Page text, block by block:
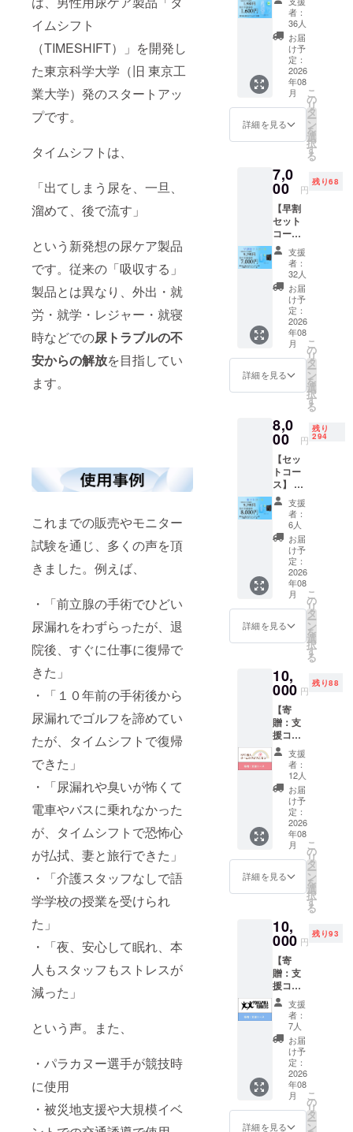
イムシフト
（TIMESHIFT）」を開発し
た東京科学大学（旧 東京工
業大学）発のスタートアッ
プです。
タイムシフトは、
「出てしまう尿を、一旦、
溜めて、後で流す」
という新発想の尿ケア製品
です。従来の「吸収する」
製品とは異なり、外出・就
労・就学・レジャー・就寝
時などでの尿トラブルの不
安からの解放を目指してい
ます。
これまでの販売やモニター
試験を通じ、多くの声を頂
きました。例えば、
・「前立腺の手術でひどい
尿漏れをわずらったが、退
院後、すぐに仕事に復帰で
きた」
・「１０年前の手術後から
尿漏れでゴルフを諦めてい
たが、タイムシフトで復帰
できた」
・「尿漏れや臭いが怖くて
電車やバスに乗れなかった
が、タイムシフトで恐怖心
が払拭、妻と旅行できた」
・「介護スタッフなしで語
学学校の授業を受けられ
た」
・「夜、安心して眠れ、本
人もスタッフもストレスが
減った」
という声。また、
・パラカヌー選手が競技時
に使用
・被災地支援や大規模イベ
ます。
支援い
ただい
た方へ
サンク
スカー
ドをお
送りし
ます。
※サンク
スで同
一の物
となり
ます。
新しい
タイム
シフト
を提供
しま
す。
者：
36人
お届
け予
定：
2026
年08
月
詳細を見る
こ
の
リ
タ
ー
ン
を
選
択
す
る
7,0
00 円
残り68
【早割
セット
コー
ス】 本
体3個＋
専用下
着1枚
新しい
タイム
シフト
と専用
アン
ダー
ウェア
のセッ
トを提
す。 ・
アン
ダー
ウェア
サイ
ズ：S、
M、L、
支援
者：
32人
お届
け予
定：
2026
年08
月
詳細を見る
こ
の
リ
タ
ー
ン
を
選
択
す
る
8,0
00 円
残り
294
【セッ
トコー
ス】 本
体3個＋
専用下
着1枚
新しい
タイム
シフト
と専用
アン
ダー
ウェア
のセッ
トを提
供しま
アン
ダー
ウェア
サイ
ズ：S、
M、L、
LL
支援
者：
6人
お届
け予
定：
2026
年08
月
詳細を見る
こ
の
リ
タ
ー
ン
を
選
択
す
る
10,
000 円
残り88
【寄
贈：支
援コー
ス】 1
口集ま
るごと
に、新
しいタ
イムシ
フト6本
と専用
アン
ダー
ウェア2
枚を指
定の組
贈しま
す。 支
援いた
だいた
方へサ
ンクス
カード
をお送
りしま
す。 ※
サンク
スカー
ドは寄
贈コー
スで同
一の物
となり
支援
者：
12人
お届
け予
定：
2026
年08
月
詳細を見る
こ
の
リ
タ
ー
ン
を
選
択
す
る
10,
000 円
残り93
【寄
贈：支
援コー
ス】 1
口集ま
るごと
に、新
しいタ
イムシ
フト6本
と専用
アン
ダー
ウェア2
支援
者：
7人
お届
け予
定：
2026
年08
月
詳細を見る
こ
の
リ
タ
ー
ン